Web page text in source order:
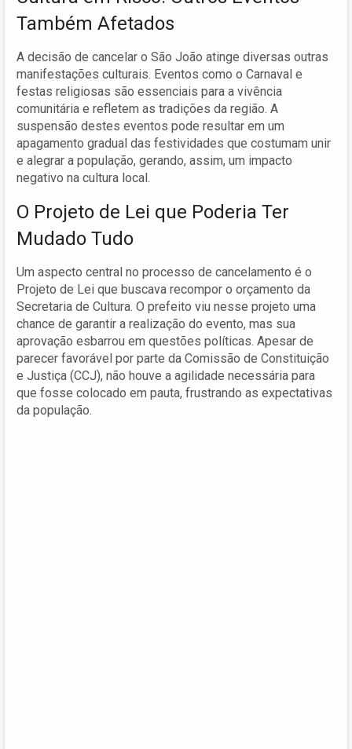
Também Afetados
A decisão de cancelar o São João atinge diversas outras
manifestações culturais. Eventos como o Carnaval e
festas religiosas são essenciais para a vivência
comunitária e refletem as tradições da região. A
suspensão destes eventos pode resultar em um
apagamento gradual das festividades que costumam unir
e alegrar a população, gerando, assim, um impacto
negativo na cultura local.
O Projeto de Lei que Poderia Ter
Mudado Tudo
Um aspecto central no processo de cancelamento é o
Projeto de Lei que buscava recompor o orçamento da
Secretaria de Cultura. O prefeito viu nesse projeto uma
chance de garantir a realização do evento, mas sua
aprovação esbarrou em questões políticas. Apesar de
parecer favorável por parte da Comissão de Constituição
e Justiça (CCJ), não houve a agilidade necessária para
que fosse colocado em pauta, frustrando as expectativas
da população.